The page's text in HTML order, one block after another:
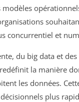
modèles
concurrentiel et
du big data et des
la manière
les données.
plus